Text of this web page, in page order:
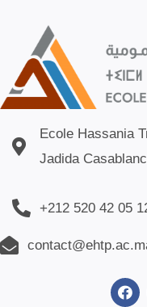
Ecole Hassania
Jadida
+212 520 42 05